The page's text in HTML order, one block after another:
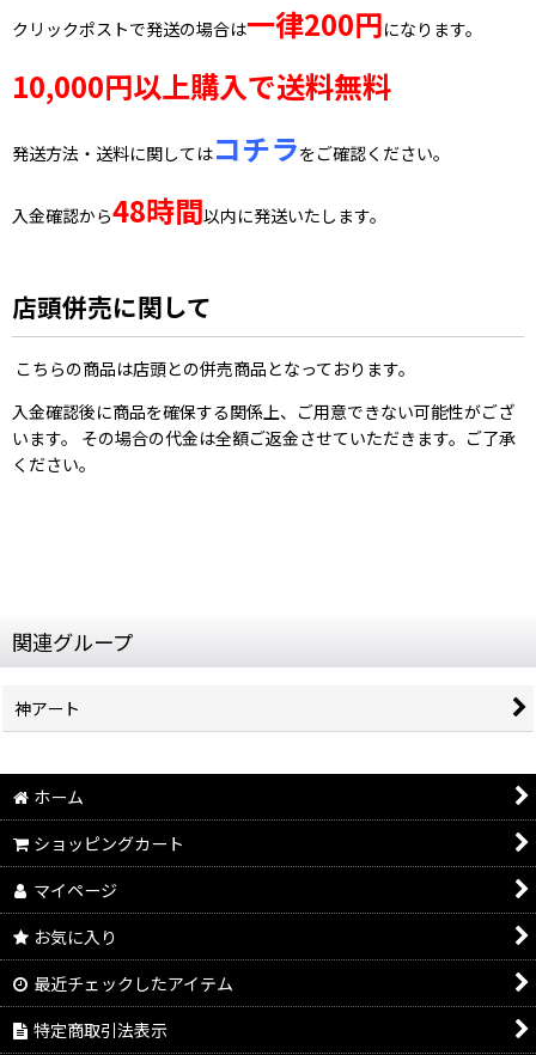
クリックポストで発送の場合は一律200円になります。
10,000円以上購入で送料無料
発送方法・送料に関してはコチラをご確認ください。
入金確認から48時間以内に発送いたします。
店頭併売に関して
こちらの商品は店頭との併売商品となっております。
入金確認後に商品を確保する関係上、ご用意できない可能性がござ
います。 その場合の代金は全額ご返金させていただきます。ご了承
ください。
関連グループ
神アート
ホーム
ショッピングカート
マイページ
お気に入り
最近チェックしたアイテム
特定商取引法表示